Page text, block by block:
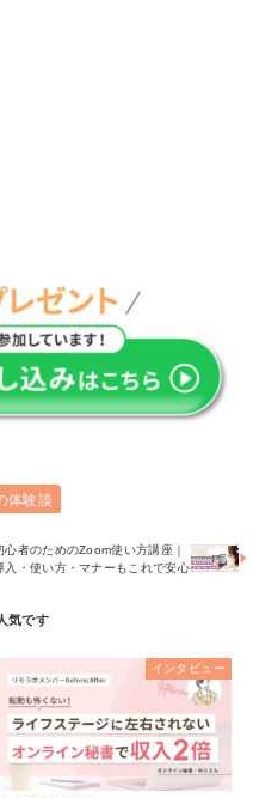
体験談
心者のためのZoom使い方講座｜
入・使い方・マナーもこれで安心
インタビュー